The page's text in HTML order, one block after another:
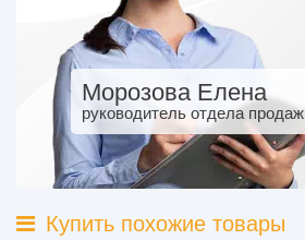
Морозова Елена
руководитель отдела продаж
Купить похожие товары